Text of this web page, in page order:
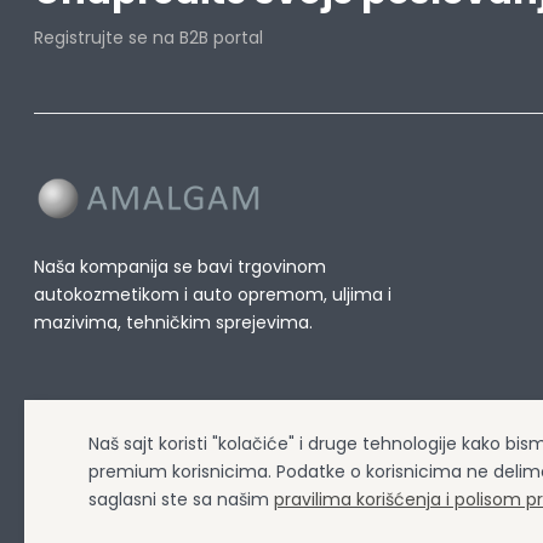
Registrujte se na B2B portal
Naša kompanija se bavi trgovinom
autokozmetikom i auto opremom, uljima i
mazivima, tehničkim sprejevima.
Naš sajt koristi "kolačiće" i druge tehnologije kako
premium korisnicima. Podatke o korisnicima ne
saglasni ste sa našim pravilima korišćenja i polisom